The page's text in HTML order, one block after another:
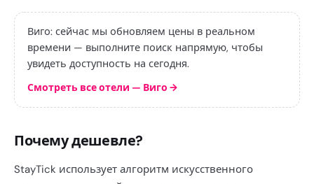
Виго: сейчас мы обновляем цены в реальном
времени — выполните поиск напрямую, чтобы
увидеть доступность на сегодня.
Смотреть все отели — Виго →
Почему дешевле?
StayTick использует алгоритм искусственного